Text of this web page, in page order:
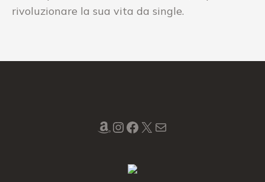
rivoluzionare la sua vita da single.
Amazon
Instagram
Facebook
X Mail